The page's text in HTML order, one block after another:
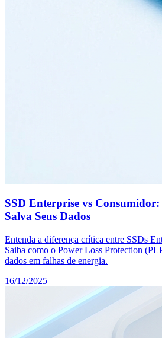
SSD Enterprise vs
Salva Seus Dados
Entenda a diferença crítica entre SSDs
Saiba como o Power Loss Protection
dados em falhas de energia.
16/12/2025